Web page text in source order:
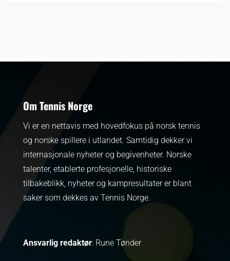
Om Tennis Norge
Vi er en nettavis med hovedfokus på norsk tennis
og norske spillere i utlandet. Samtidig dekker vi
internasjonale nyheter og begivenheter. Norske
talenter, etablerte profesjonelle, historiske
tilbakeblikk, nyheter og kampresultater er blant
saker som dekkes av Tennis Norge.
Ansvarlig redaktør: Rune Tønder